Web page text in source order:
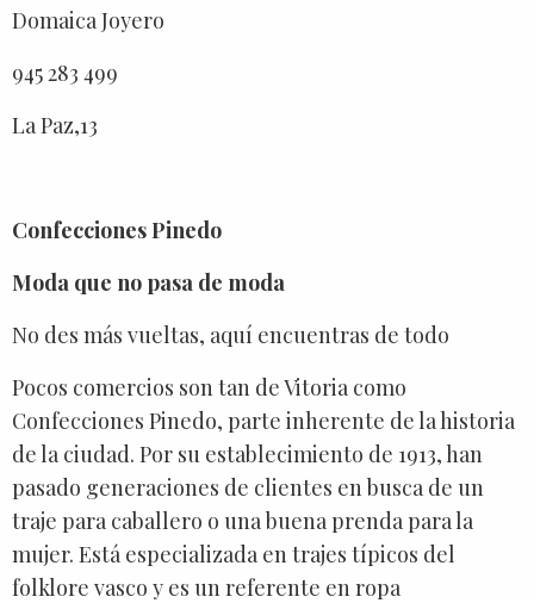
Domaica Joyero
945 283 499
La Paz,13
Confecciones Pinedo
Moda que no pasa de moda
No des más vueltas, aquí encuentras de todo
Pocos comercios son tan de Vitoria como
Confecciones Pinedo, parte inherente de la historia
de la ciudad. Por su establecimiento de 1913, han
pasado generaciones de clientes en busca de un
traje para caballero o una buena prenda para la
mujer. Está especializada en trajes típicos del
folklore vasco y es un referente en ropa